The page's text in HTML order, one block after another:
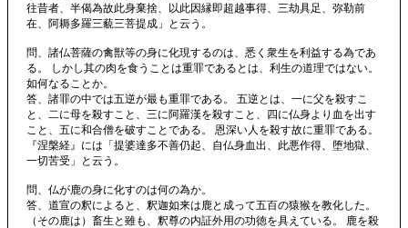
往昔者、半偈為故此身棄捨、以此因縁即超越事得、三劫具足、弥勒前
在、阿耨多羅三藐三菩提成」と云う。
問、諸仏菩薩の禽獣等の身に化現するのは、悉く衆生を利益する為であ
る。 しかし其の肉を食うことは重罪であるとは、利生の道理ではない。
如何なることか。
答、諸罪の中では五逆が最も重罪である。 五逆とは、一に父を殺すこ
と、二に母を殺すこと、三に阿羅漢を殺すこと、四に仏身より血を出す
こと、五に和合僧を破すことである。 恩深い人を殺す故に重罪である。
『涅槃経』には「提婆達多不善仍起、自仏身血出、此悪作得、堕地獄、
一切苦受」と云う。
問、仏が鹿の身に化すのは何の為か。
答、道宣の釈によると、釈迦如来は鹿と成って五百の猿猴を教化した。
（その鹿は）畜生と雖も、釈尊の内証外用の功徳を具えている。 鹿を殺